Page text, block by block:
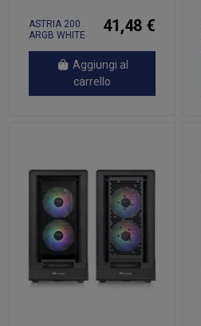
ASTRIA 200
ARGB WHITE
41,48 €
Aggiungi al
carrello